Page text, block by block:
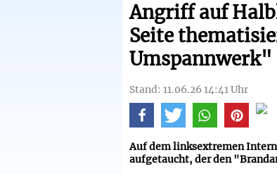
Angriff auf
Seite
Umspannwerk"
Stand: 11.06.26 14:41 Uhr
Auf dem linksextremen
aufgetaucht, der den